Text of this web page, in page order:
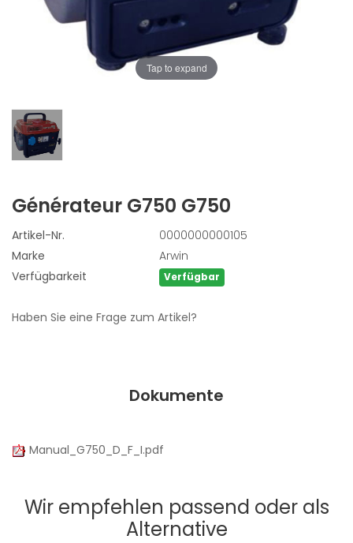
Tap to expand
Générateur G750 G750
Artikel-Nr.
0000000000105
Marke
Arwin
Verfügbarkeit
Verfügbar
Haben Sie eine Frage zum Artikel?
Dokumente
Manual_G750_D_F_I.pdf
Wir empfehlen passend oder als
Alternative